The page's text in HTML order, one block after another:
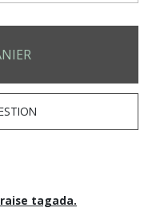
tagada.